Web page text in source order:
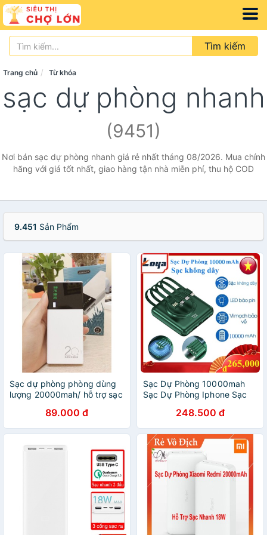
Tìm kiếm
Trang chủ Từ khóa
sạc dự phòng nhanh
(9451)
Nơi bán sạc dự phòng nhanh giá rẻ nhất tháng 08/2026. Mua chính
hãng với giá tốt nhất, giao hàng tận nhà miễn phí, thu hộ COD
9.451 Sản Phẩm
Sạc dự phòng phòng dùng
lượng 20000mah/ hỗ trợ sạc
89.000 đ
Sạc Dự Phòng 10000mah
Sạc Dự Phòng Iphone Sạc
10000mah Sạc Không Dây
248.500 đ